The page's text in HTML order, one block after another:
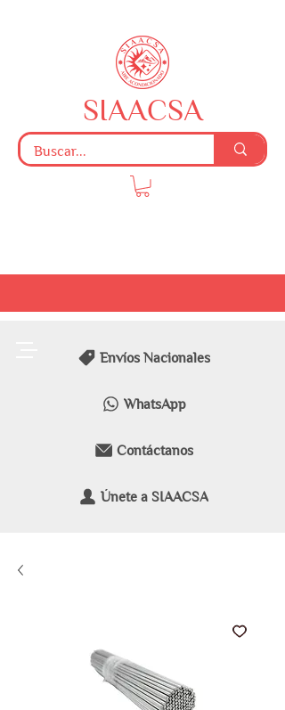
Envíos Nacionales
WhatsApp
Contáctanos
Únete a SIAACSA
SIAACSA